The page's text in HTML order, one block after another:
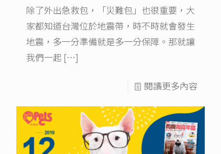
除了外出急救包，「災難包」也很重要，大
家都知道台灣位於地震帶，時不時就會發生
地震，多一分準備就是多一分保障。那就讓
我們一起 […]
閱讀更多內容